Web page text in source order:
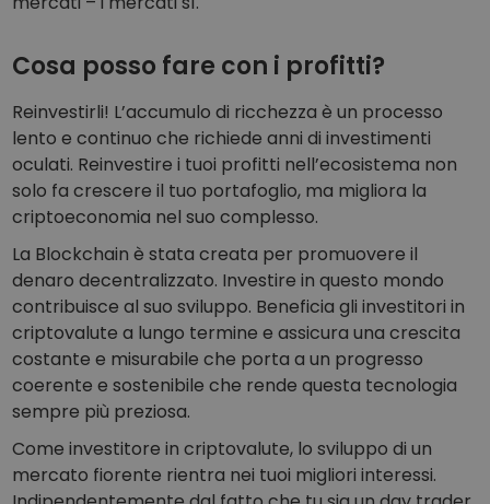
Cosa posso fare con i profitti?
Reinvestirli! L’accumulo di ricchezza è un processo
lento e continuo che richiede anni di investimenti
oculati. Reinvestire i tuoi profitti nell’ecosistema non
solo fa crescere il tuo portafoglio, ma migliora la
criptoeconomia nel suo complesso.
La Blockchain è stata creata per promuovere il
denaro decentralizzato. Investire in questo mondo
contribuisce al suo sviluppo. Beneficia gli investitori in
criptovalute a lungo termine e assicura una crescita
costante e misurabile che porta a un progresso
coerente e sostenibile che rende questa tecnologia
sempre più preziosa.
Come investitore in criptovalute, lo sviluppo di un
mercato fiorente rientra nei tuoi migliori interessi.